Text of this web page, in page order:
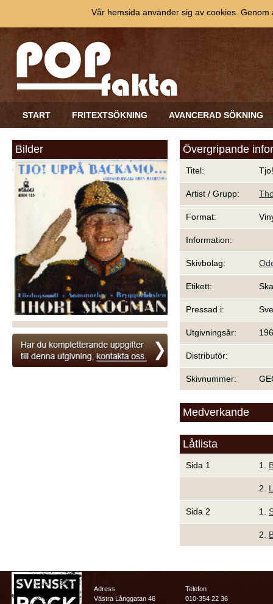
START FRITEXTSÖKNING AVANCERAD SÖKNING
Bilder Övergripande
Titel:
Artist / Grupp:
Format:
Information:
Skivbolag:
Etikett:
Pressad i:
Utgivningsår:
Distributör:
Skivnummer:
Medverkande
Låtlista
Sida 1 1.
2.
Sida 2 1.
2.
Adress
Västra Långgatan 46
Telefon
010-354 22 36
Vår hemsida använder sig av cookies.